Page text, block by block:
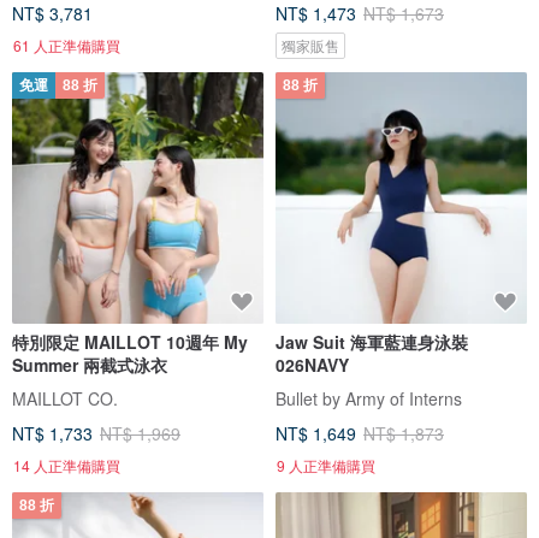
NT$ 3,781
61 人正準備購買
NT$ 1,473 NT$ 1,673
獨家販售
免運 88 折
特別限定 MAILLOT 10週年 My
Summer 兩截式泳衣
MAILLOT CO.
NT$ 1,733 NT$ 1,969
14 人正準備購買
88 折
Jaw Suit 海軍藍連身泳裝
026NAVY
Bullet by Army of Interns
NT$ 1,649 NT$ 1,873
9 人正準備購買
88 折